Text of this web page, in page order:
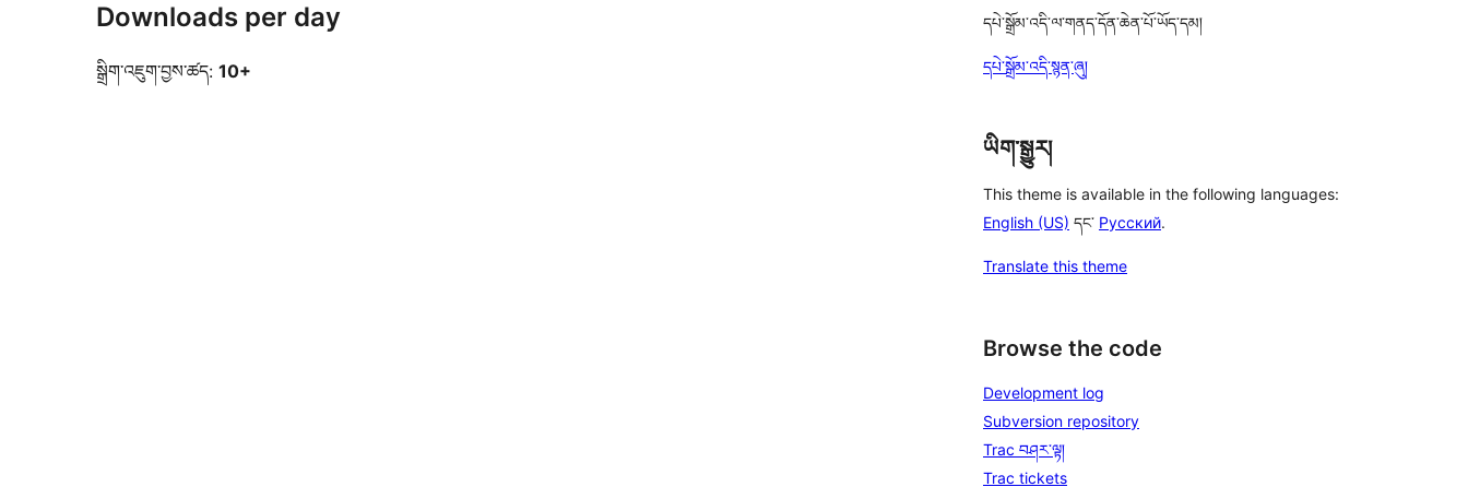
Downloads per day
སྒྲིག་འཇུག་བྱས་ཚད: 10+
དཔེ་སྒྲོམ་འདི་ལ་གནད་དོན་ཆེན་པོ་ཡོད་དམ།
དཔེ་སྒྲོམ་འདི་སྙན་ཞུ།
ཡིག་སྒྱུར།
This theme is available in the following languages:
English (US) དང་ Русский.
Translate this theme
Browse the code
Development log
Subversion repository
Trac བཤར་ལྟ།
Trac tickets